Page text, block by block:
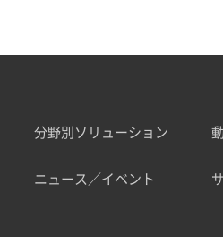
分野別ソリューション
ニュース／イベント